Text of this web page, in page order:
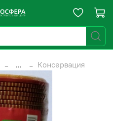
... Консервация